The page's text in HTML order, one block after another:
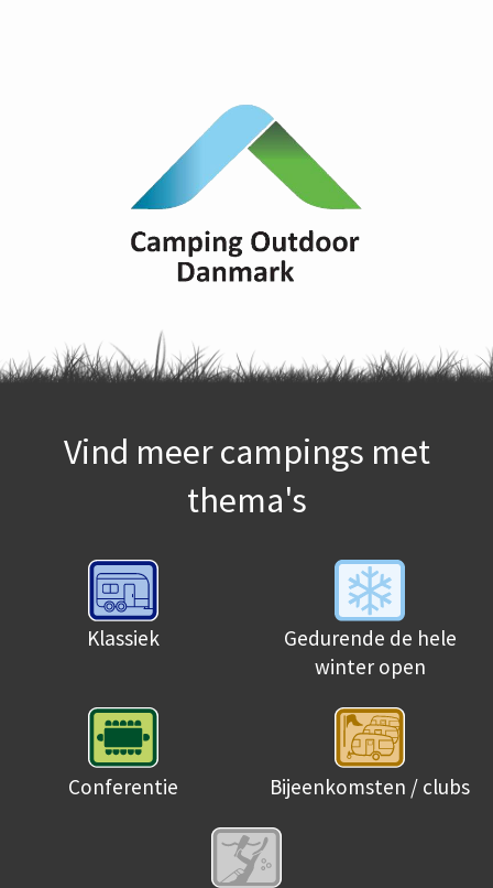
Vind meer campings met
thema's
Klassiek
Gedurende de hele
winter open
Conferentie Bijeenkomsten / clubs